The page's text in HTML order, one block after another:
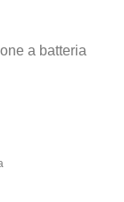
a batteria